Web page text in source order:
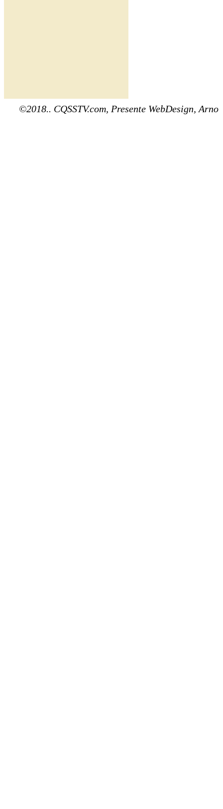
©2018.. CQSSTV.com, Presente WebDesign, Arno